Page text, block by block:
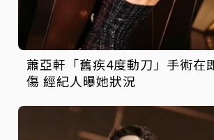
蕭亞軒「舊疾4度動刀」手術在
傷 經紀人曝她狀況